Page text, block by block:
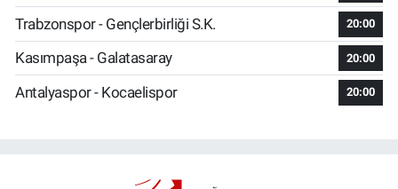
Trabzonspor - Gençlerbirliği S.K. 20:00
Kasımpaşa - Galatasaray 20:00
Antalyaspor - Kocaelispor 20:00